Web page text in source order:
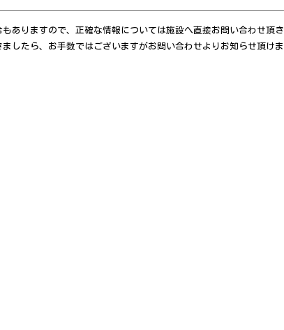
ありますので、正確な情報については施設へ直接お問い合わせ頂き
したら、お手数ではございますがお問い合わせよりお知らせ頂けま